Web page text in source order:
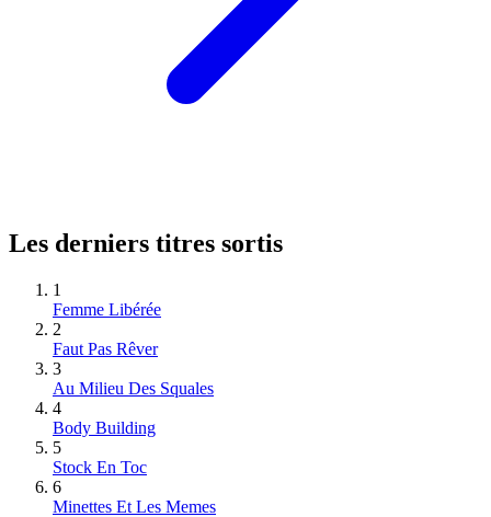
Les derniers titres sortis
1
Femme Libérée
2
Faut Pas Rêver
3
Au Milieu Des Squales
4
Body Building
5
Stock En Toc
6
Minettes Et Les Memes